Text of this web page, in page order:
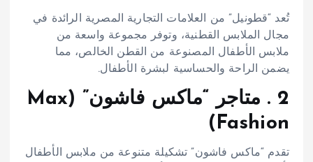
تُعد “قطونيل” من العلامات التجارية المصرية الرائدة في
مجال الملابس القطنية، وتوفر مجموعة واسعة من
ملابس الأطفال المصنوعة من القطن الخالص، مما
يضمن الراحة والحساسية لبشرة الأطفال.​
2 . متاجر “ماكس فاشون” (Max
Fashion)
تقدم “ماكس فاشون” تشكيلة متنوعة من ملابس الأطفال